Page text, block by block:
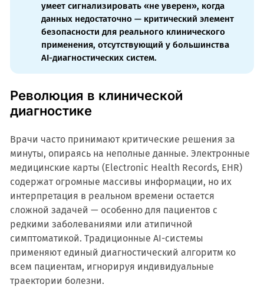
умеет сигнализировать «не уверен», когда
данных недостаточно — критический элемент
безопасности для реального клинического
применения, отсутствующий у большинства
AI-диагностических систем.
Революция в клинической
диагностике
Врачи часто принимают критические решения за
минуты, опираясь на неполные данные. Электронные
медицинские карты (Electronic Health Records, EHR)
содержат огромные массивы информации, но их
интерпретация в реальном времени остается
сложной задачей — особенно для пациентов с
редкими заболеваниями или атипичной
симптоматикой. Традиционные AI-системы
применяют единый диагностический алгоритм ко
всем пациентам, игнорируя индивидуальные
траектории болезни.